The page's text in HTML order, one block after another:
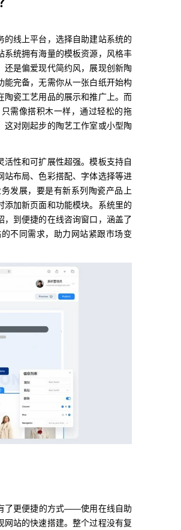
的线上平台，选择自助建站系统的
系统拥有海量的模板资源，风格丰
还是偏爱现代简约风，展现创新陶
能完备，无需你从一张白纸开始构
陶瓷工艺用品的展示和推广上。而
需像搭积木一样，通过轻松的拖
对刚起步的陶艺工作室或小型陶
性和可扩展性超强。模板支持自
站布局、色彩搭配、字体选择等进
发展，要是有新系列陶瓷产品上
加新页面和功能模块。系统里的
到便捷的在线咨询窗口，涵盖了
不同需求，助力网站紧跟市场变
了更便捷的方式——使用在线自助
站的快速搭建。整个过程没有复